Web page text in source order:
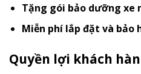
Tặng gói bảo dưỡng xe
Miễn phí lắp đặt và bảo
Quyền lợi khách